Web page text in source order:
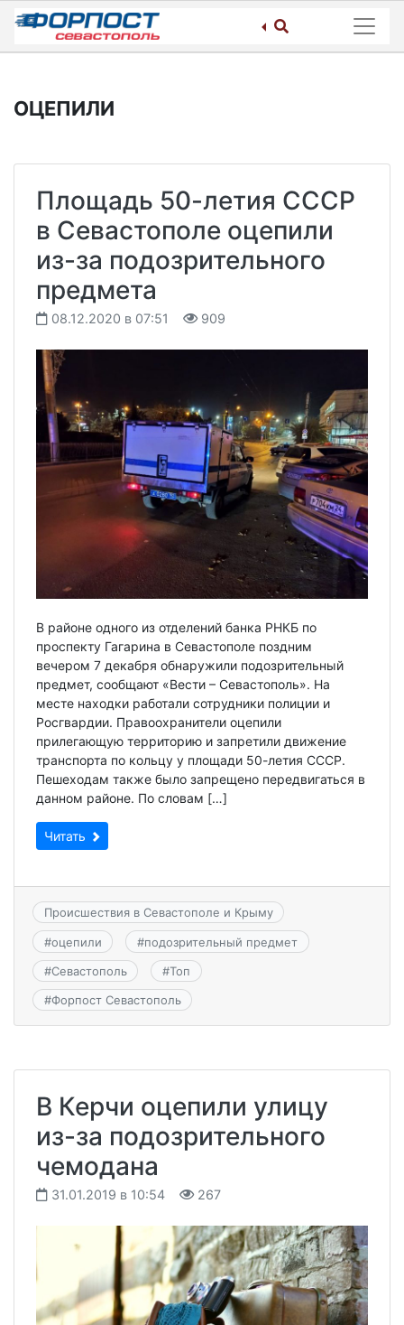
Skip
content
ОЦЕПИЛИ
Площадь 50-летия СССР
в Севастополе оцепили
из-за подозрительного
предмета
08.12.2020 в 07:51 909
В районе одного из отделений банка РНКБ по
проспекту Гагарина в Севастополе поздним
вечером 7 декабря обнаружили подозрительный
предмет, сообщают «Вести – Севастополь». На
месте находки работали сотрудники полиции и
Росгвардии. Правоохранители оцепили
прилегающую территорию и запретили движение
транспорта по кольцу у площади 50-летия СССР.
Пешеходам также было запрещено передвигаться в
данном районе. По словам […]
Читать
Происшествия в Севастополе и Крыму
#оцепили #подозрительный предмет
#Севастополь #Топ
#Форпост Севастополь
В Керчи оцепили улицу
из-за подозрительного
чемодана
31.01.2019 в 10:54 267